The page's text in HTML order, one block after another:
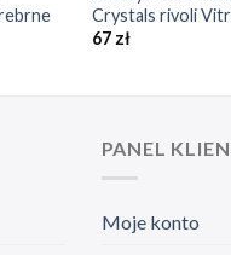
Crystals rivoli
67 zł
PANEL
Moje konto